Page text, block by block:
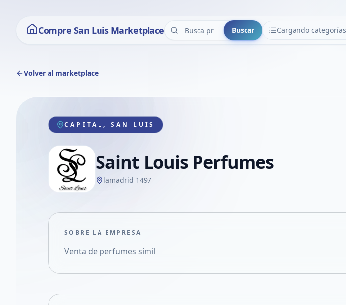
Compre San Luis Marketplace Buscar Cargando categorías
CATEGORÍAS
Volver al marketplace
CAPITAL, SAN LUIS
Saint Louis Perfumes
lamadrid 1497
SOBRE LA EMPRESA
Venta de perfumes símil